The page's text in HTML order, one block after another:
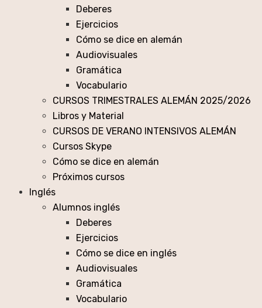
Deberes
Ejercicios
Cómo se dice en alemán
Audiovisuales
Gramática
Vocabulario
CURSOS TRIMESTRALES ALEMÁN 2025/2026
Libros y Material
CURSOS DE VERANO INTENSIVOS ALEMÁN
Cursos Skype
Cómo se dice en alemán
Próximos cursos
Inglés
Alumnos inglés
Deberes
Ejercicios
Cómo se dice en inglés
Audiovisuales
Gramática
Vocabulario